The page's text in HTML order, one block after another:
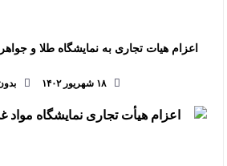
اعزام هیات تجاری به نمایشگاه طلا و جواهر
۱۸ شهریور ۱۴۰۲